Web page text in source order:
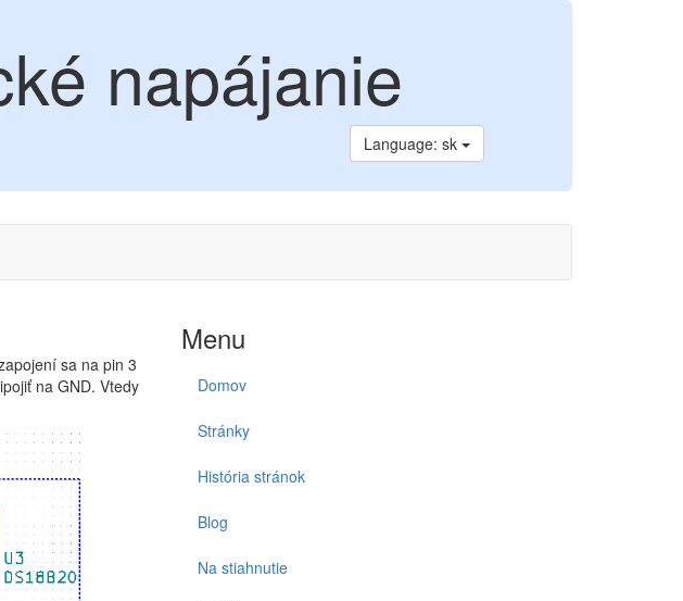
napájanie
Language: sk
sa na pin 3
na GND. Vtedy
Menu
Domov
Stránky
História stránok
Blog
Na stiahnutie